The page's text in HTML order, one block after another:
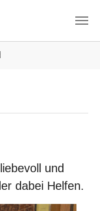
und
dabei Helfen.